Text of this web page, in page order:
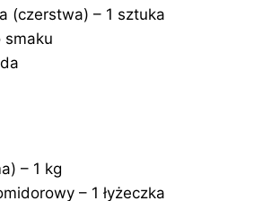
(czerstwa) – 1 sztuka
smaku
– 1 kg
– 1 łyżeczka